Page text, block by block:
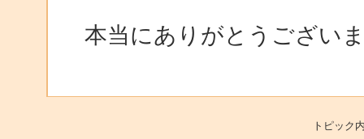
本当にありがとうござい
トピッ